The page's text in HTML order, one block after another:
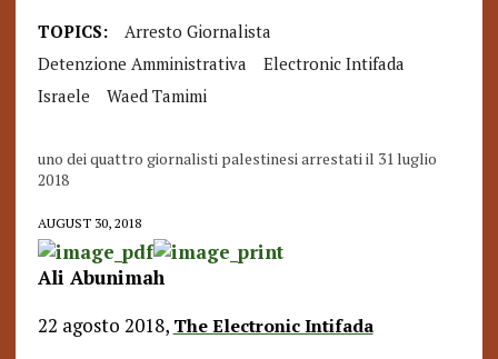
TOPICS:
Arresto Giornalista
Detenzione Amministrativa
Electronic Intifada
Israele
Waed Tamimi
uno dei quattro giornalisti palestinesi arrestati il 31 luglio
2018
AUGUST 30, 2018
Ali Abunimah
22 agosto 2018, The Electronic Intifada